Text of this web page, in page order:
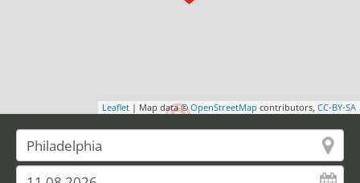
Leaflet | Map data ©OpenStreetMap contributors, CC-BY-SA